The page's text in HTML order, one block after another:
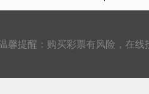
馨提醒：购买彩票有风险，在